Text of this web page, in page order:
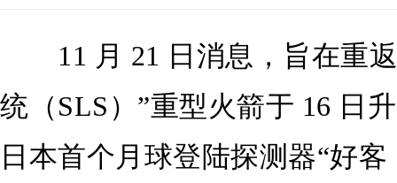
11 月 21 日消息，旨在重返
统（SLS）”重型火箭于 16 日
日本首个月球登陆探测器“好